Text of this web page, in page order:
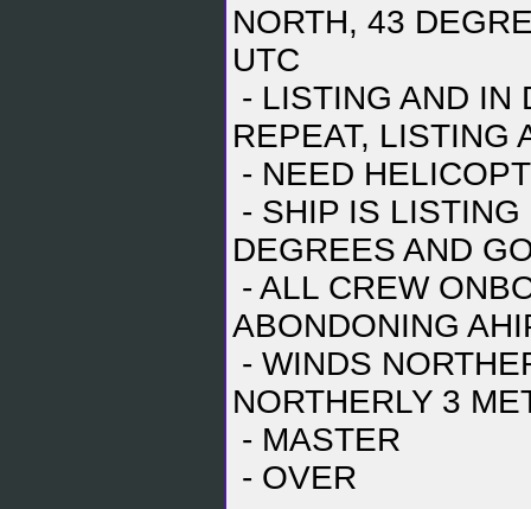
NORTH, 43
UTC
- LISTING AND IN
REPEAT, LISTING
- NEED
- SHIP IS
DEGREES AND
- ALL CREW
ABONDONING
- WINDS
NORTHERLY 3
- MASTER
- OVER